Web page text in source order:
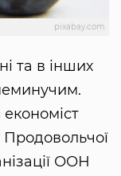
pixabay.com
та в інших
Продовольчої
ООН